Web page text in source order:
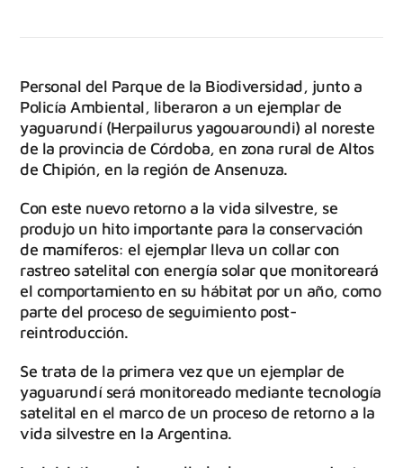
Personal del Parque de la Biodiversidad, junto a
Policía Ambiental, liberaron a un ejemplar de
yaguarundí (Herpailurus yagouaroundi) al noreste
de la provincia de Córdoba, en zona rural de Altos
de Chipión, en la región de Ansenuza.
Con este nuevo retorno a la vida silvestre, se
produjo un hito importante para la conservación
de mamíferos: el ejemplar lleva un collar con
rastreo satelital con energía solar que monitoreará
el comportamiento en su hábitat por un año, como
parte del proceso de seguimiento post-
reintroducción.
Se trata de la primera vez que un ejemplar de
yaguarundí será monitoreado mediante tecnología
satelital en el marco de un proceso de retorno a la
vida silvestre en la Argentina.